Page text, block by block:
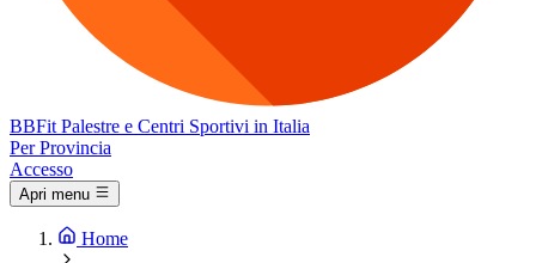
BBFit Palestre e Centri Sportivi in Italia
Per Provincia
Accesso
Apri menu
Home